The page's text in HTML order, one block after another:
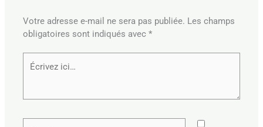
Votre adresse e-mail ne sera pas publiée. Les champs
obligatoires sont indiqués avec*
Écrivez